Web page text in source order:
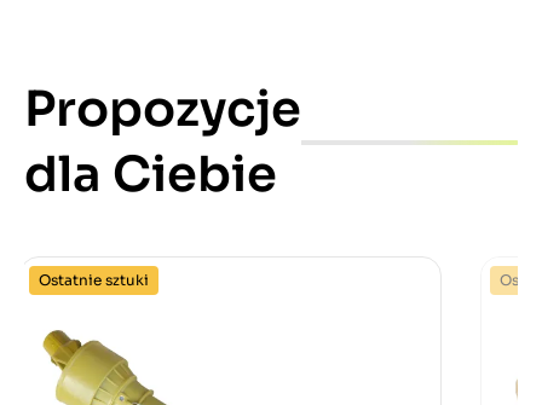
Propozycje
dla Ciebie
Ostatnie sztuki